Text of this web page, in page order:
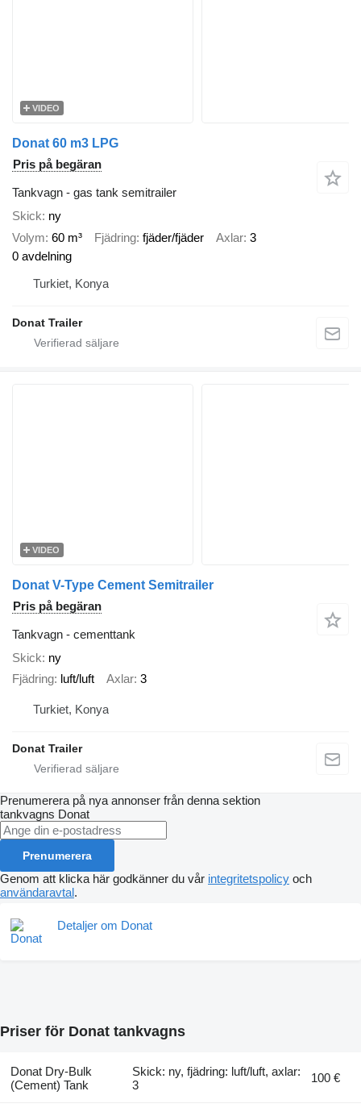
VIDEO
Donat 60 m3 LPG
Pris på begäran
Tankvagn - gas tank semitrailer
Skick ny
Volym 60 m³ Fjädring fjäder/fjäder Axlar 3
0 avdelning
Turkiet, Konya
Donat Trailer
VIDEO
Donat V-Type Cement Semitrailer
Pris på begäran
Tankvagn - cementtank
Skick ny
Fjädring luft/luft Axlar 3
Turkiet, Konya
Donat Trailer
Prenumerera på nya annonser från denna sektion
tankvagns Donat
Prenumerera
Genom att klicka här godkänner du vår integritetspolicy och
användaravtal.
Detaljer om Donat
Priser för Donat tankvagns
Donat Dry-Bulk
(Cement) Tank
Skick: ny, fjädring: luft/luft, axlar:
3
100 €